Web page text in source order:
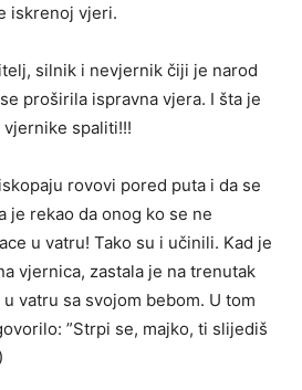
iskrenoj vjeri.
silnik i nevjernik čiji je narod
proširila ispravna vjera. I šta je
spaliti!!!
rovovi pored puta i da se
je rekao da onog ko se ne
u vatru! Tako su i učinili. Kad je
vjernica, zastala je na trenutak
vatru sa svojom bebom. U tom
”Strpi se, majko, ti slijediš